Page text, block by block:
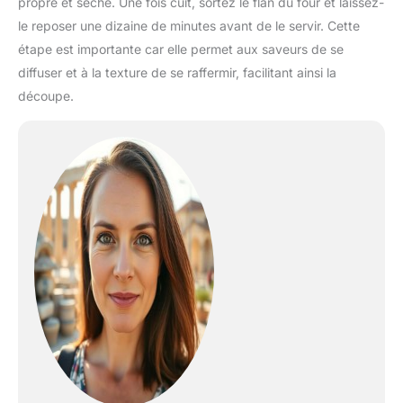
le reposer une dizaine de minutes avant de le servir. Cette
étape est importante car elle permet aux saveurs de se
diffuser et à la texture de se raffermir, facilitant ainsi la
découpe.